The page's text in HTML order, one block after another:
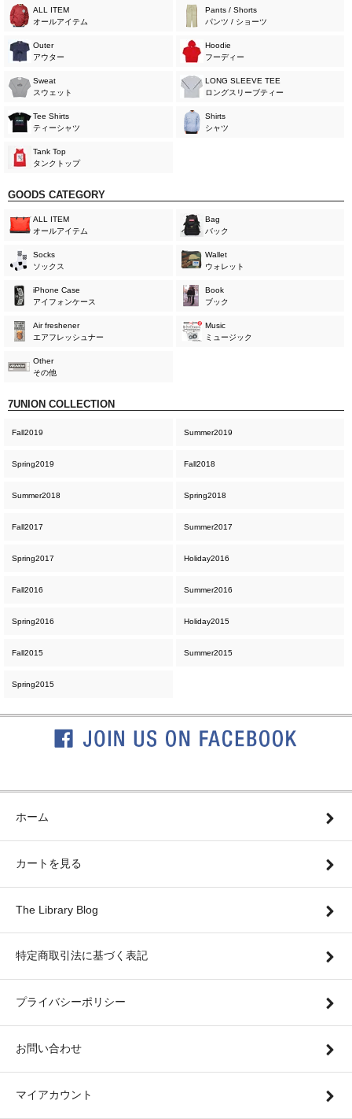
ALL ITEM
オールアイテム
Pants / Shorts
パンツ / ショーツ
Outer
アウター
Hoodie
フーディー
Sweat
スウェット
LONG SLEEVE TEE
ロングスリーブティー
Tee Shirts
ティーシャツ
Shirts
シャツ
Tank Top
タンクトップ
GOODS CATEGORY
ALL ITEM
オールアイテム
Bag
バック
Socks
ソックス
Wallet
ウォレット
iPhone Case
アイフォンケース
Book
ブック
Air freshener
エアフレッシュナー
Music
ミュージック
Other
その他
7UNION COLLECTION
Fall2019 Summer2019
Spring2019 Fall2018
Summer2018 Spring2018
Fall2017 Summer2017
Spring2017 Holiday2016
Fall2016 Summer2016
Spring2016 Holiday2015
Fall2015 Summer2015
Spring2015
ホーム
カートを見る
The Library Blog
特定商取引法に基づく表記
プライバシーポリシー
お問い合わせ
マイアカウント